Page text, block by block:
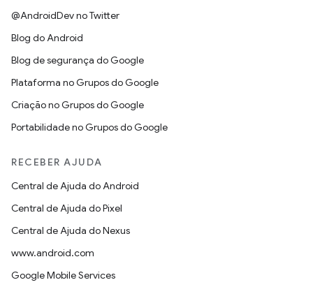
@AndroidDev no Twitter
Blog do Android
Blog de segurança do Google
Plataforma no Grupos do Google
Criação no Grupos do Google
Portabilidade no Grupos do Google
RECEBER AJUDA
Central de Ajuda do Android
Central de Ajuda do Pixel
Central de Ajuda do Nexus
www.android.com
Google Mobile Services